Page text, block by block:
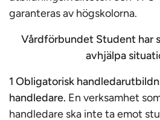
garanteras av högskolorna.
Vårdförbundet Student har
avhjälpa
1 Obligatorisk
handledare. En verksamhet
handledare ska inte ta emot